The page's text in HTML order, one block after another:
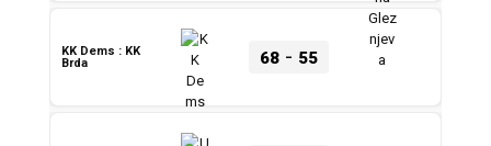
68- 55
KK Dems : KK
Brda